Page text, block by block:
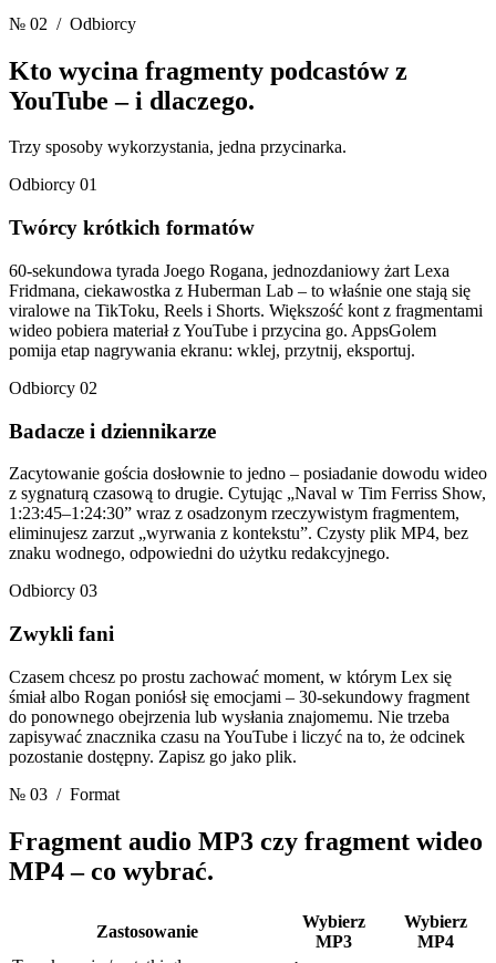
№ 02 / Odbiorcy
Kto wycina fragmenty podcastów z
YouTube– i dlaczego.
Trzy sposoby wykorzystania, jedna przycinarka.
Odbiorcy 01
Twórcy krótkich formatów
60-sekundowa tyrada Joego Rogana, jednozdaniowy żart Lexa
Fridmana, ciekawostka z Huberman Lab – to właśnie one stają się
viralowe na TikToku, Reels i Shorts. Większość kont z fragmentami
wideo pobiera materiał z YouTube i przycina go. AppsGolem
pomija etap nagrywania ekranu: wklej, przytnij, eksportuj.
Odbiorcy 02
Badacze i dziennikarze
Zacytowanie gościa dosłownie to jedno – posiadanie dowodu wideo
z sygnaturą czasową to drugie. Cytując „Naval w Tim Ferriss Show,
1:23:45–1:24:30” wraz z osadzonym rzeczywistym fragmentem,
eliminujesz zarzut „wyrwania z kontekstu”. Czysty plik MP4, bez
znaku wodnego, odpowiedni do użytku redakcyjnego.
Odbiorcy 03
Zwykli fani
Czasem chcesz po prostu zachować moment, w którym Lex się
śmiał albo Rogan poniósł się emocjami – 30-sekundowy fragment
do ponownego obejrzenia lub wysłania znajomemu. Nie trzeba
zapisywać znacznika czasu na YouTube i liczyć na to, że odcinek
pozostanie dostępny. Zapisz go jako plik.
№ 03 / Format
Fragment audio MP3 czy fragment wideo
MP4– co wybrać.
Zastosowanie
Wybierz
MP3
Wybierz
MP4